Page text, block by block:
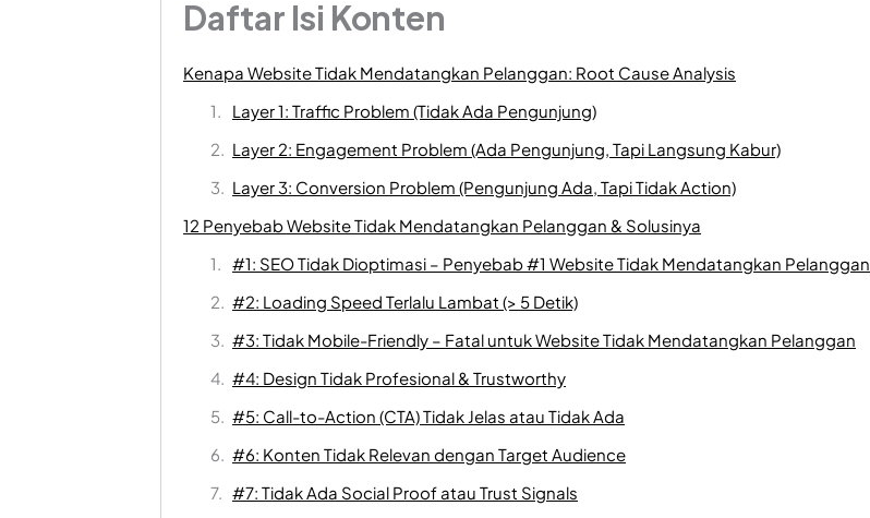
Daftar Isi Konten
Kenapa Website Tidak Mendatangkan Pelanggan: Root Cause Analysis
Layer 1: Traffic Problem (Tidak Ada Pengunjung)
Layer 2: Engagement Problem (Ada Pengunjung, Tapi Langsung Kabur)
Layer 3: Conversion Problem (Pengunjung Ada, Tapi Tidak Action)
12 Penyebab Website Tidak Mendatangkan Pelanggan & Solusinya
#1: SEO Tidak Dioptimasi – Penyebab #1 Website Tidak Mendatangkan Pelanggan
#2: Loading Speed Terlalu Lambat (> 5 Detik)
#3: Tidak Mobile-Friendly – Fatal untuk Website Tidak Mendatangkan Pelanggan
#4: Design Tidak Profesional & Trustworthy
#5: Call-to-Action (CTA) Tidak Jelas atau Tidak Ada
#6: Konten Tidak Relevan dengan Target Audience
#7: Tidak Ada Social Proof atau Trust Signals